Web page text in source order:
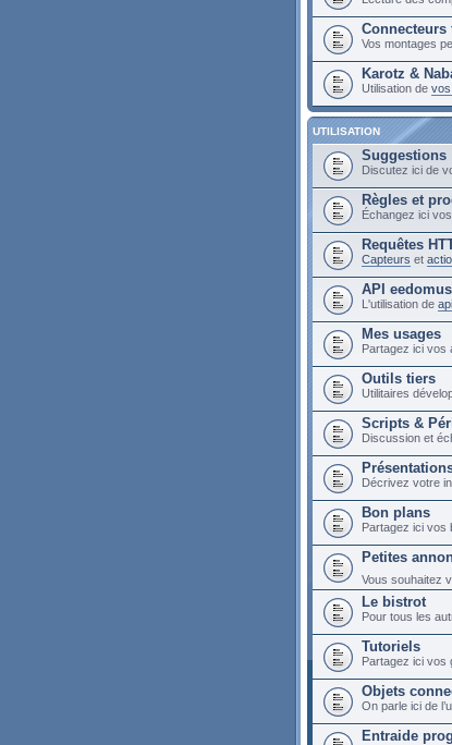
Connecteurs
Vos montages
Karotz &
Utilisation de vos
UTILISATION
Suggestions
Discutez ici de
Règles et
Échangez ici
Requêtes
Capteurs et
API
L'utilisation de
Mes usages
Partagez ici vos
Outils tiers
Utilitaires
Scripts &
Discussion et
Décrivez votre
Bon plans
Partagez ici vos
Petites
Vous souhaitez
Le bistrot
Pour tous les
Tutoriels
Partagez ici vos
Objets
On parle ici de
Entraide